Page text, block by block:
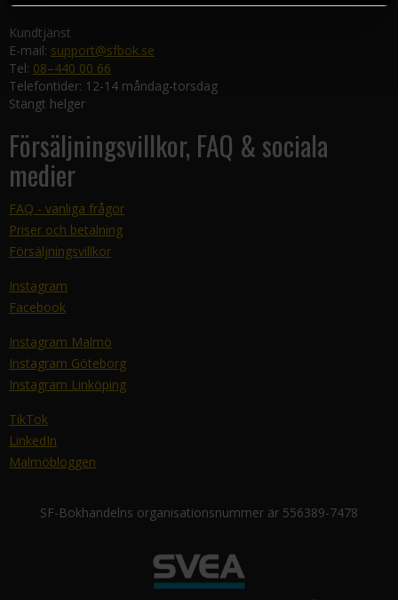
Kundtjänst
E-mail: support@sfbok.se
Tel: 08–440 00 66
Telefontider: 12-14 måndag-torsdag
Stängt helger
Försäljningsvillkor, FAQ & sociala
medier
FAQ - vanliga frågor
Priser och betalning
Försäljningsvillkor
Instagram
Facebook
Instagram Malmö
Instagram Göteborg
Instagram Linköping
TikTok
LinkedIn
Malmöbloggen
SF-Bokhandelns organisationsnummer är 556389-7478